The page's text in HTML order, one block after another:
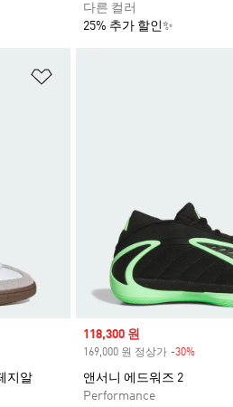
다른 컬러
25% 추가 할인✨
지알
Sale price
118,300 원
169,000 원 정상가 -30%Discount
앤서니 에드워즈 2
Performance